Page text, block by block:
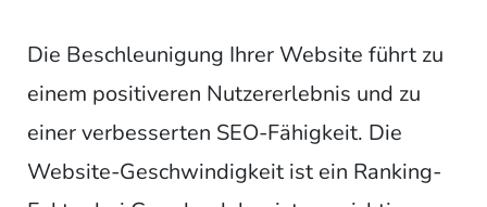
Die Beschleunigung Ihrer Website führt zu
einem positiveren Nutzererlebnis und zu
einer verbesserten SEO-Fähigkeit. Die
Website-Geschwindigkeit ist ein Ranking-